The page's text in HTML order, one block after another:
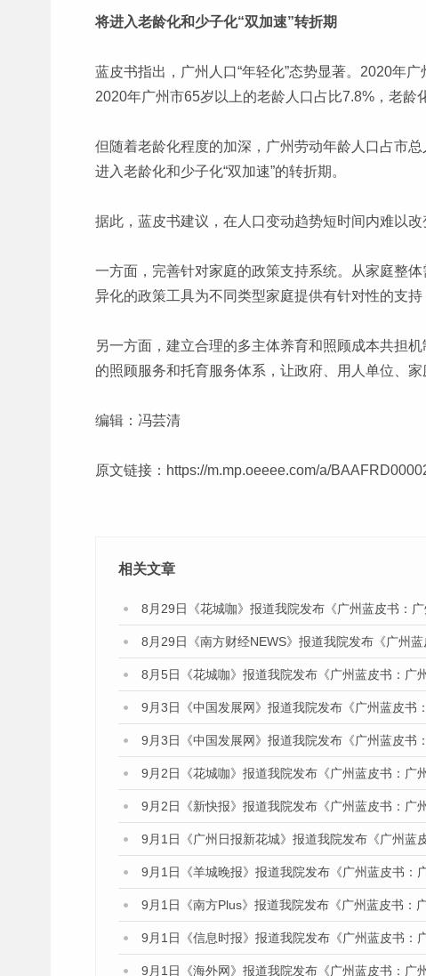
将进入老龄化和少子化“双加速”转折期
蓝皮书指出，广州人口“年轻化”态势显著。2020年
2020年广州市65岁以上的老龄人口占比7.8%，老龄
但随着老龄化程度的加深，广州劳动年龄人口占市
进入老龄化和少子化“双加速”的转折期。
据此，蓝皮书建议，在人口变动趋势短时间内难以
一方面，完善针对家庭的政策支持系统。从家庭整
异化的政策工具为不同类型家庭提供有针对性的支持
另一方面，建立合理的多主体养育和照顾成本共担
的照顾服务和托育服务体系，让政府、用人单位、
编辑：冯芸清
原文链接： https://m.mp.oeeee.com/a/
相关文章
8月29日《花城咖》报道我院发布《广州蓝皮书：
8月29日《南方财经NEWS》报道我院发布《广州
8月5日《花城咖》报道我院发布《广州蓝皮书：广
9月3日《中国发展网》报道我院发布《广州蓝皮
9月3日《中国发展网》报道我院发布《广州蓝皮书
9月2日《花城咖》报道我院发布《广州蓝皮书：广
9月2日《新快报》报道我院发布《广州蓝皮书：广
9月1日《广州日报新花城》报道我院发布《广州
9月1日《羊城晚报》报道我院发布《广州蓝皮书：
9月1日《南方Plus》报道我院发布《广州蓝皮书：
9月1日《信息时报》报道我院发布《广州蓝皮书：
9月1日《海外网》报道我院发布《广州蓝皮书：广